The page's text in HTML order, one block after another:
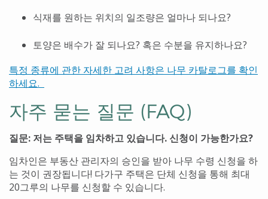
식재를 원하는 위치의 일조량은 얼마나 되나요?
토양은 배수가 잘 되나요? 혹은 수분을 유지하나요?
특정 종류에 관한 자세한 고려 사항은 나무 카탈로그를 확인
하세요.
자주 묻는 질문 (FAQ)
질문: 저는 주택을 임차하고 있습니다. 신청이 가능한가요?
임차인은 부동산 관리자의 승인을 받아 나무 수령 신청을 하
는 것이 권장됩니다! 다가구 주택은 단체 신청을 통해 최대
20그루의 나무를 신청할 수 있습니다.